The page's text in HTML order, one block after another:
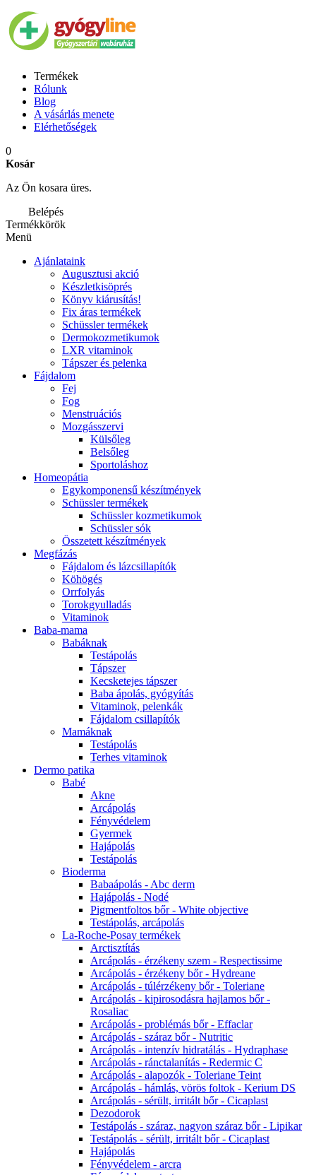
Termékek
Rólunk
Blog
A vásárlás menete
Elérhetőségek
0
Kosár
Az Ön kosara üres.
Belépés
Termékkörök
Menü
Ajánlataink
Augusztusi akció
Készletkisöprés
Könyv kiárusítás!
Fix áras termékek
Schüssler termékek
Dermokozmetikumok
LXR vitaminok
Tápszer és pelenka
Fájdalom
Fej
Fog
Menstruációs
Mozgásszervi
Külsőleg
Belsőleg
Sportoláshoz
Homeopátia
Egykomponensű készítmények
Schüssler termékek
Schüssler kozmetikumok
Schüssler sók
Összetett készítmények
Megfázás
Fájdalom és lázcsillapítók
Köhögés
Orrfolyás
Torokgyulladás
Vitaminok
Baba-mama
Babáknak
Testápolás
Tápszer
Kecsketejes tápszer
Baba ápolás, gyógyítás
Vitaminok, pelenkák
Fájdalom csillapítók
Mamáknak
Testápolás
Terhes vitaminok
Dermo patika
Babé
Akne
Arcápolás
Fényvédelem
Gyermek
Hajápolás
Testápolás
Bioderma
Babaápolás - Abc derm
Hajápolás - Nodé
Pigmentfoltos bőr - White objective
Testápolás, arcápolás
La-Roche-Posay termékek
Arctisztítás
Arcápolás - érzékeny szem - Respectissime
Arcápolás - érzékeny bőr - Hydreane
Arcápolás - túlérzékeny bőr - Toleriane
Arcápolás - kipirosodásra hajlamos bőr -
Rosaliac
Arcápolás - problémás bőr - Effaclar
Arcápolás - száraz bőr - Nutritic
Arcápolás - intenzív hidratálás - Hydraphase
Arcápolás - ránctalanítás - Redermic C
Arcápolás - alapozók - Toleriane Teint
Arcápolás - hámlás, vörös foltok - Kerium DS
Arcápolás - sérült, irritált bőr - Cicaplast
Dezodorok
Testápolás - száraz, nagyon száraz bőr - Lipikar
Testápolás - sérült, irritált bőr - Cicaplast
Hajápolás
Fényvédelem - arcra